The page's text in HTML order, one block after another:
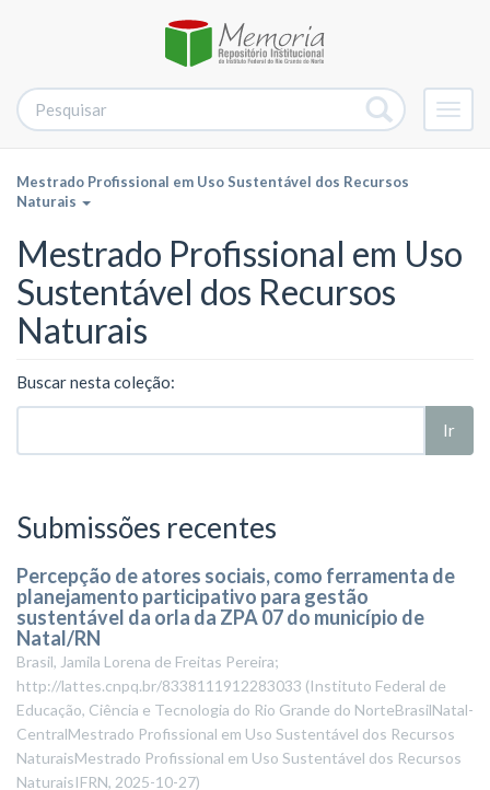
Mestrado Profissional em Uso Sustentável dos Recursos
Naturais
Mestrado Profissional em Uso
Sustentável dos Recursos
Naturais
Buscar nesta coleção:
Ir
Submissões recentes
Percepção de atores sociais, como ferramenta de
planejamento participativo para gestão
sustentável da orla da ZPA 07 do município de
Natal/RN
Brasil, Jamila Lorena de Freitas Pereira;
http://lattes.cnpq.br/8338111912283033 (Instituto Federal de
Educação, Ciência e Tecnologia do Rio Grande do NorteBrasilNatal-
CentralMestrado Profissional em Uso Sustentável dos Recursos
NaturaisMestrado Profissional em Uso Sustentável dos Recursos
NaturaisIFRN, 2025-10-27)